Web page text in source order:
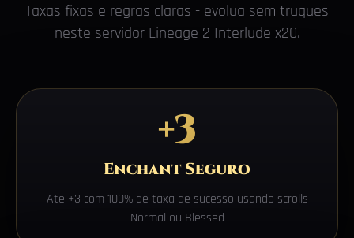
Taxas fixas e regras claras - evolua sem truques
neste servidor Lineage 2 Interlude x20.
+3
Enchant Seguro
Ate +3 com 100% de taxa de sucesso usando scrolls
Normal ou Blessed